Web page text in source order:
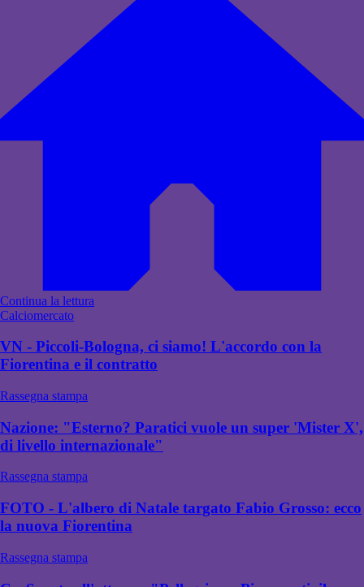
Continua la lettura
Calciomercato
VN - Piccoli-Bologna, ci siamo! L'accordo con la
Fiorentina e il contratto
Rassegna stampa
Nazione: "Esterno? Paratici vuole un super 'Mister X',
di livello internazionale"
Rassegna stampa
FOTO - L'albero di Natale targato Fabio Grosso: ecco
la nuova Fiorentina
Rassegna stampa